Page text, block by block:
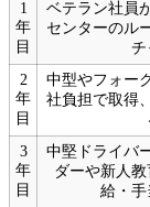
1
年
目
ベテラン社員
センターのル
チ
2
年
目
中型やフォー
社負担で取得
3
年
目
中堅ドライバ
ダーや新人
給・手